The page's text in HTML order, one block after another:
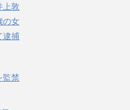
上敦
の女
逮捕
監禁